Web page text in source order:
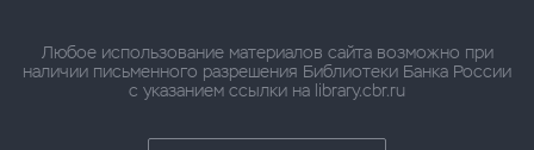
Любое использование материалов сайта возможно при
наличии письменного разрешения Библиотеки Банка России
с указанием ссылки на library.cbr.ru